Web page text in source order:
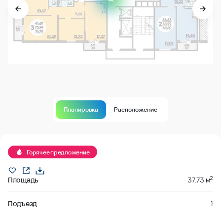
Планировка Расположение
Горячее предложение
Площадь 37.73 м2
Подъезд 1